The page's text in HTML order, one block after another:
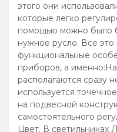
этого они
которые легко
помощью можно было
нужное русло. Все
функциональные
приборов, а
располагаются сразу
используется
на подвесной
самостоятельного
Цвет. В